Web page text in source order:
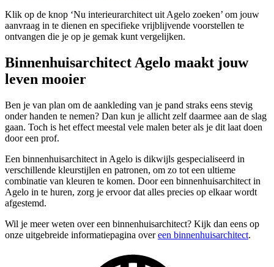
Klik op de knop ‘Nu interieurarchitect uit Agelo zoeken’ om jouw
aanvraag in te dienen en specifieke vrijblijvende voorstellen te
ontvangen die je op je gemak kunt vergelijken.
Binnenhuisarchitect Agelo maakt jouw
leven mooier
Ben je van plan om de aankleding van je pand straks eens stevig
onder handen te nemen? Dan kun je allicht zelf daarmee aan de slag
gaan. Toch is het effect meestal vele malen beter als je dit laat doen
door een prof.
Een binnenhuisarchitect in Agelo is dikwijls gespecialiseerd in
verschillende kleurstijlen en patronen, om zo tot een ultieme
combinatie van kleuren te komen. Door een binnenhuisarchitect in
Agelo in te huren, zorg je ervoor dat alles precies op elkaar wordt
afgestemd.
Wil je meer weten over een binnenhuisarchitect? Kijk dan eens op
onze uitgebreide informatiepagina overeen binnenhuisarchitect.